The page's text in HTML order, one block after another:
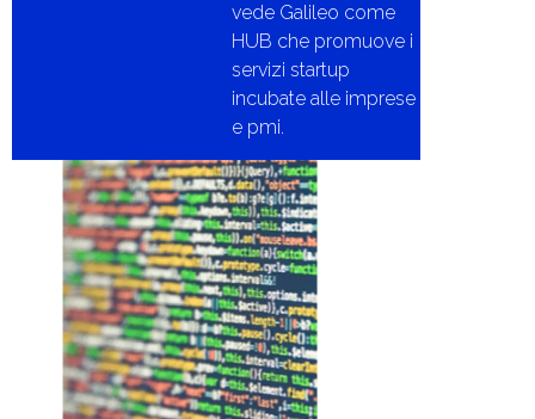
vede Galileo come
HUB che promuove i
servizi startup
incubate alle imprese
e pmi.